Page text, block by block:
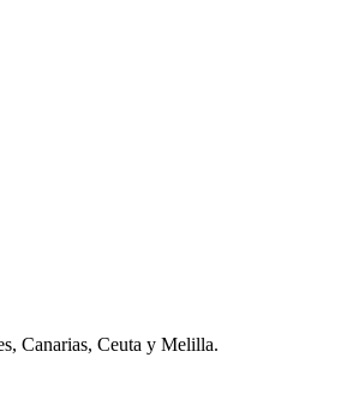
Canarias, Ceuta y Melilla.